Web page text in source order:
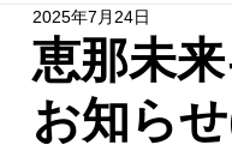
恵那未
お知ら
2025年7月24日